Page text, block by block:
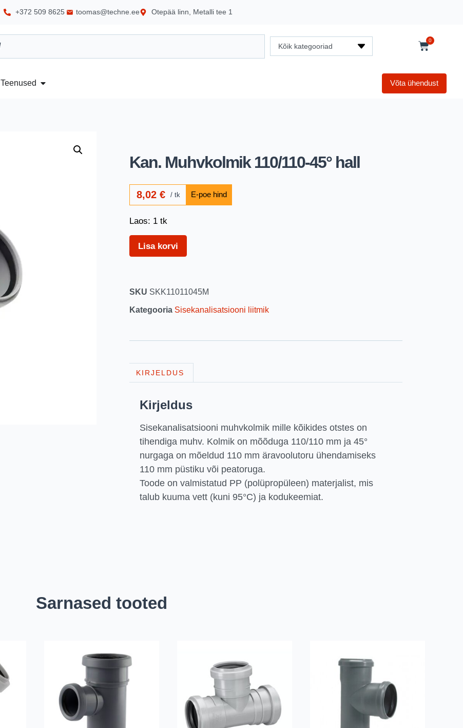
+372 509 8625 toomas@techne.ee Otepää linn, Metalli tee 1
Kõik kategooriad
0
Teenused Võta ühendust
Kan. Muhvkolmik 110/110-45° hall
8,02€ tk
Laos: 1 tk
Lisa korvi
SKU SKK11011045M
Kategooria Sisekanalisatsiooni liitmik
KIRJELDUS
Kirjeldus
Sisekanalisatsiooni muhvkolmik mille kõikides otstes on
tihendiga muhv. Kolmik on mõõduga 110/110 mm ja 45°
nurgaga on mõeldud 110 mm äravoolutoru ühendamiseks
110 mm püstiku või peatoruga.
Toode on valmistatud PP (polüpropüleen) materjalist, mis
talub kuuma vett (kuni 95°C) ja kodukeemiat.
Sarnased tooted